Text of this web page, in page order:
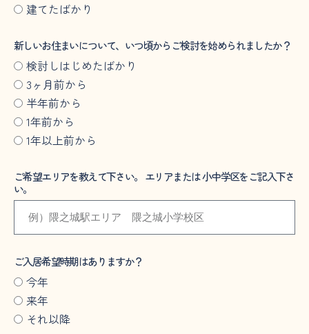
建てたばかり
新しいお住まいについて、いつ頃からご検討を始められましたか？
検討しはじめたばかり
3ヶ月前から
半年前から
1年前から
1年以上前から
ご希望エリアを教えて下さい。 エリアまたは 小中学区をご記入下さ
い。
ご入居希望時期はありますか？
今年
来年
それ以降